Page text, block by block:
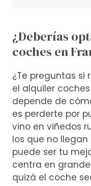
¿Deberías
coches en
¿Te preguntas
el alquiler
depende de
es perderte por
vino en viñedos
los que no
puede ser tu
centra en
quizá el coche